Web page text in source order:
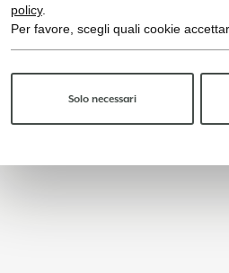
policy.
Per favore, scegli quali cookie
Solo necessari